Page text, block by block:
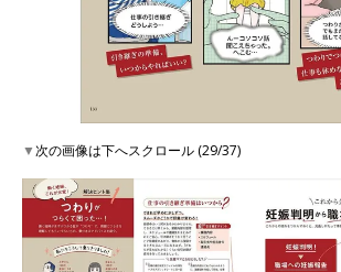
▼次の画像は下へスクロール (29/37)